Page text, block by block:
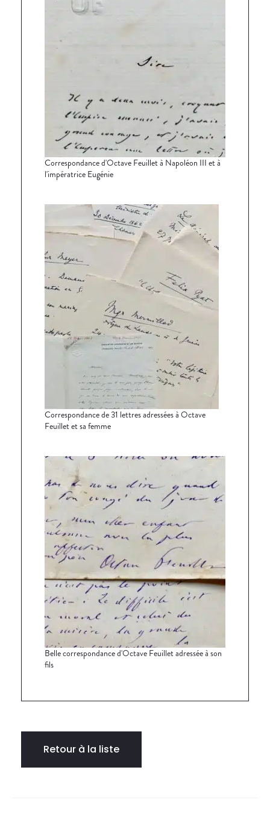
Correspondance d'Octave Feuillet à Napoléon III et à
l'impératrice Eugénie
Correspondance de 31 lettres adressées à Octave
Feuillet et sa femme
Belle correspondance d'Octave Feuillet adressée à son
fils
Retour à la liste